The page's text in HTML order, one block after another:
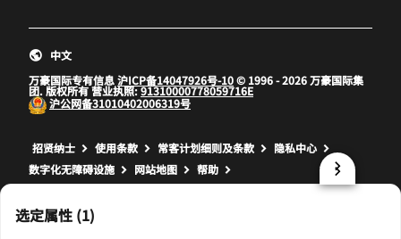
选定属性 (1)
万豪国际专有信息沪ICP备14047926号-10© 1996 - 2026 万豪国际集
团. 版权所有 营业执照:91310000778059716E
沪公网备31010402006319号
中文
招贤纳士 打开新窗口
使用条款 打开新窗口
常客计划细则及条款 打开新窗口
隐私中心
数字化无障碍设施
网站地图 帮助
prod17,48B65A65-568F-5943-B062-C285C17B364E,NA